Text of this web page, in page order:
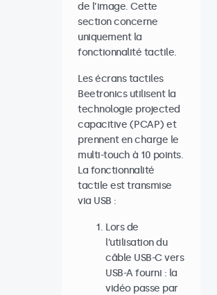
de l’image. Cette
section concerne
uniquement la
fonctionnalité tactile.
Les écrans tactiles
Beetronics utilisent la
technologie projected
capacitive (PCAP) et
prennent en charge le
multi-touch à 10 points.
La fonctionnalité
tactile est transmise
via USB :
Lors de
l’utilisation du
câble USB-C vers
USB-A fourni : la
vidéo passe par